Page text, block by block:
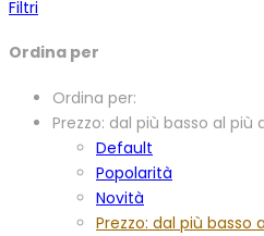
Filtri
Ordina per
Ordina per:
Prezzo: dal più basso al più
Default
Popolarità
Novità
Prezzo: dal più basso